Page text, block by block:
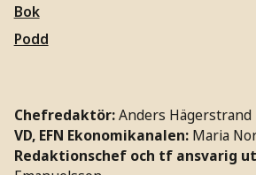
Bok
Podd
Chefredaktör:Anders Hägerstrand
VD, EFN Ekonomikanalen: Maria
Redaktionschef och tf ansvarig